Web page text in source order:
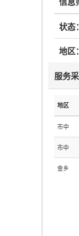
状态：
地区：
服务
地区
市中
市中
金乡